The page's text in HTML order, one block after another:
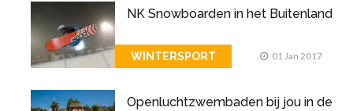
NK Snowboarden in het Buitenland
WINTERSPORT 01 Jan 2017
Openluchtzwembaden bij jou in de